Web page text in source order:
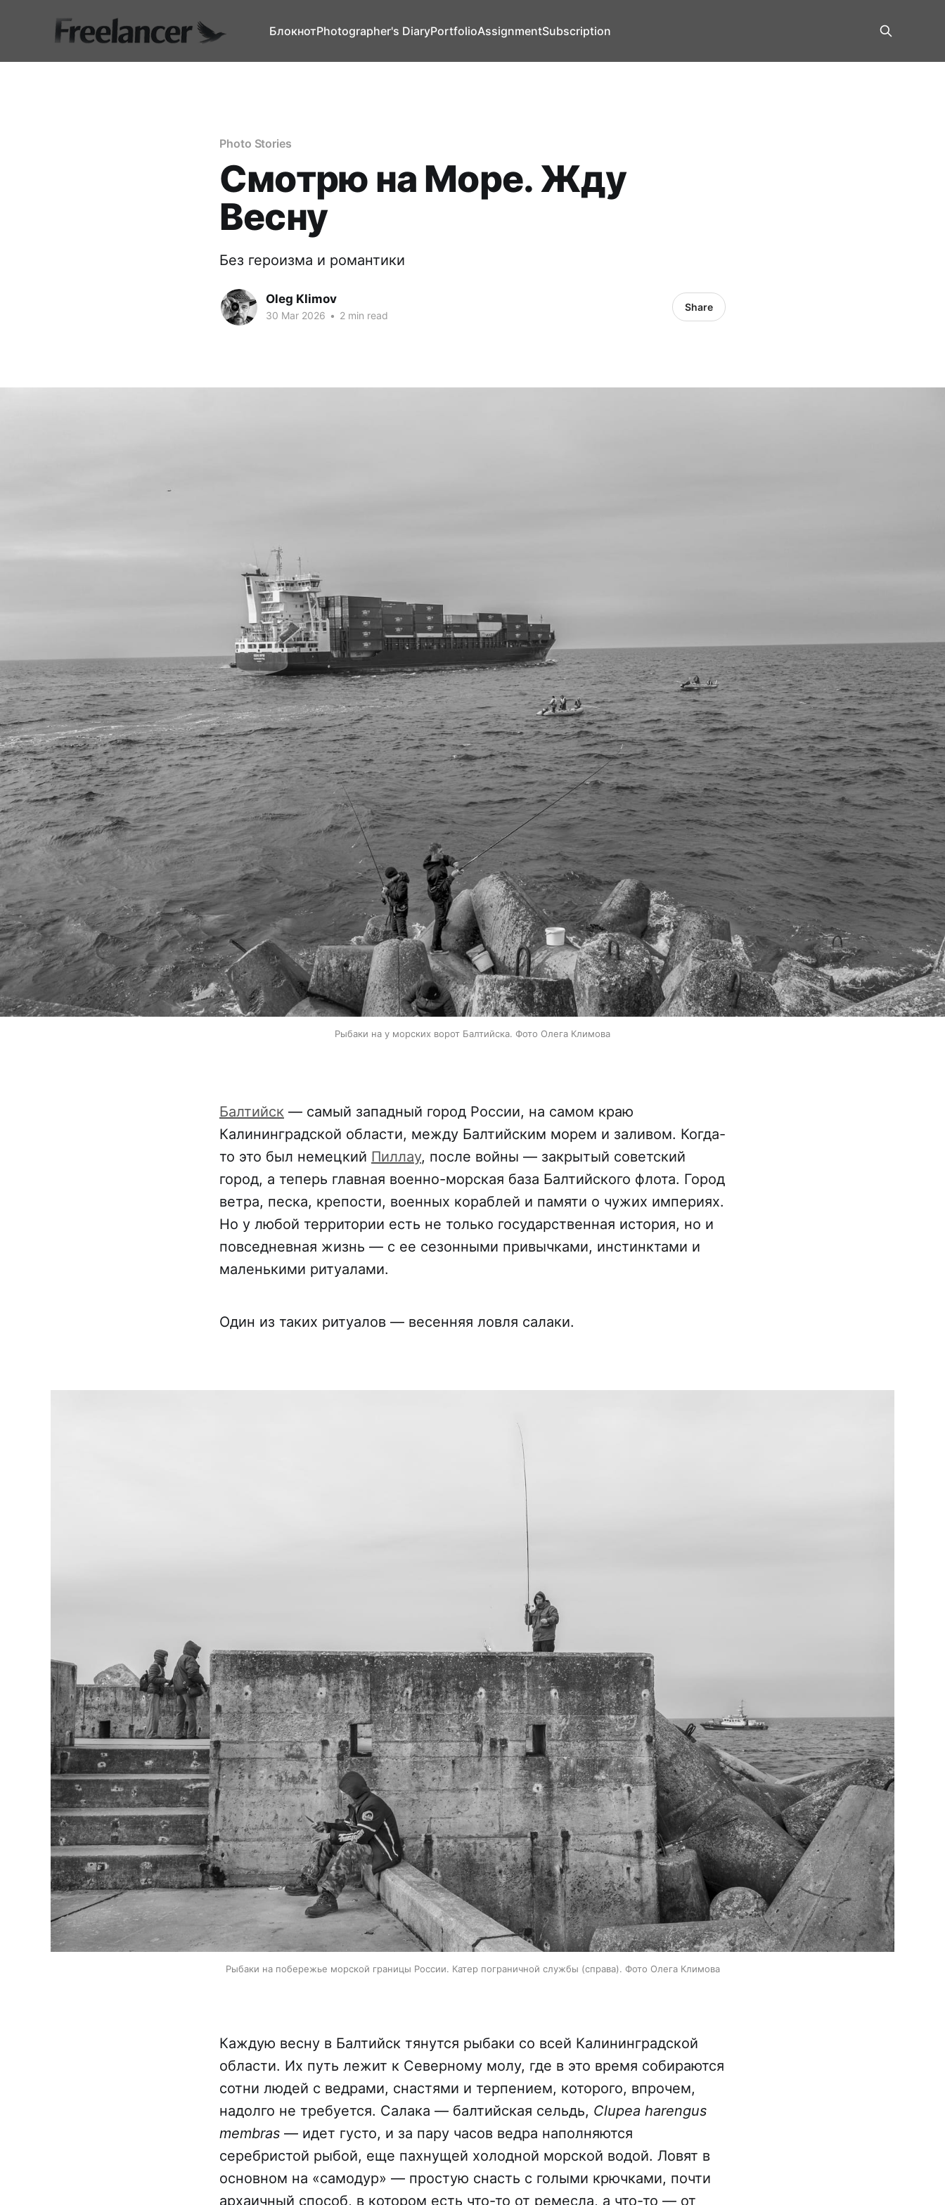
БлокнотPhotographer's DiaryPortfolioAssignmentSubscription
Photo Stories
Смотрю на Море. Жду
Весну
Без героизма и романтики
Oleg Klimov
30 Mar 2026 • 2 min read
Share
Рыбаки на у морских ворот Балтийска. Фото Олега Климова
Балтийск — самый западный город России, на самом краю
Калининградской области, между Балтийским морем и заливом. Когда-
то это был немецкий Пиллау, после войны — закрытый советский
город, а теперь главная военно-морская база Балтийского флота. Город
ветра, песка, крепости, военных кораблей и памяти о чужих империях.
Но у любой территории есть не только государственная история, но и
повседневная жизнь — с ее сезонными привычками, инстинктами и
маленькими ритуалами.
Один из таких ритуалов — весенняя ловля салаки.
Рыбаки на побережье морской границы России. Катер пограничной службы (справа). Фото Олега Климова
Каждую весну в Балтийск тянутся рыбаки со всей Калининградской
области. Их путь лежит к Северному молу, где в это время собираются
сотни людей с ведрами, снастями и терпением, которого, впрочем,
надолго не требуется. Салака — балтийская сельдь, Clupea harengus
membras — идет густо, и за пару часов ведра наполняются
серебристой рыбой, еще пахнущей холодной морской водой. Ловят в
основном на «самодур» — простую снасть с голыми крючками, почти
архаичный способ, в котором есть что-то от ремесла, а что-то — от